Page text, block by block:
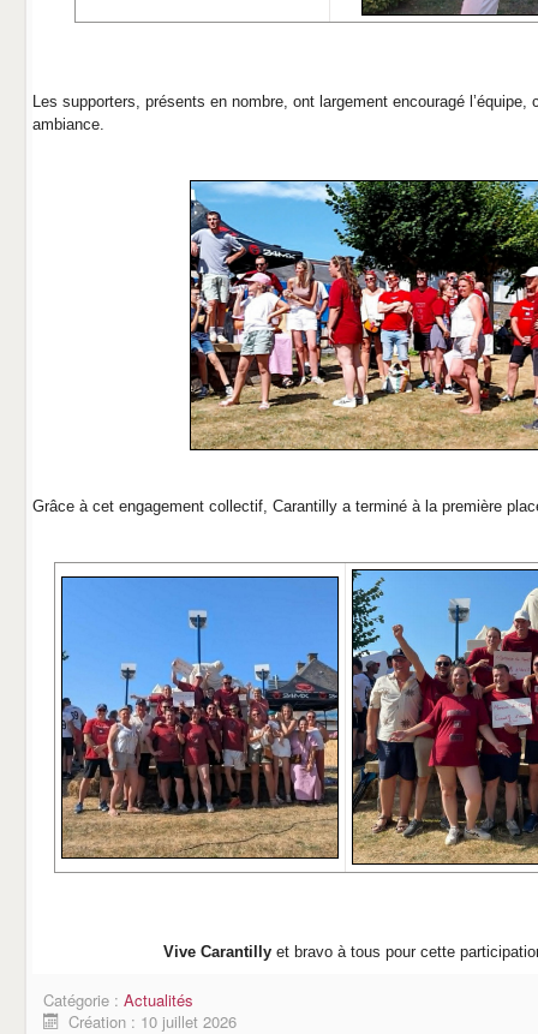
Les supporters, présents en nombre, ont largement encouragé l’équipe,
ambiance.
Grâce à cet engagement collectif, Carantilly a terminé à la première
Vive Carantilly et bravo à tous pour cette
Catégorie : Actualités
Création : 10 juillet 2026